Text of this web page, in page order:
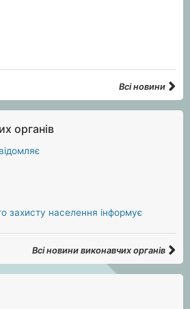
Всі новини
органів
захисту населення інформує
Всі новини виконавчих органів